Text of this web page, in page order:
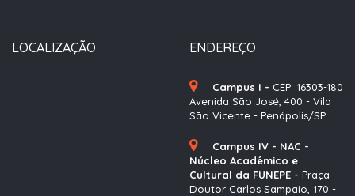
LOCALIZAÇÃO ENDEREÇO
Campus I - CEP: 16303-180
Avenida São José, 400 - Vila
São Vicente - Penápolis/SP
Campus IV - NAC -
Núcleo Acadêmico e
Cultural da FUNEPE - Praça
Doutor Carlos Sampaio, 170 -